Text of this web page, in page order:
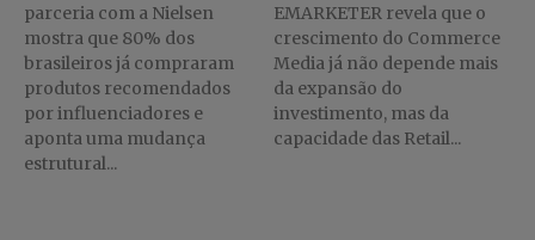
parceria com a Nielsen
mostra que 80% dos
brasileiros já compraram
produtos recomendados
por influenciadores e
aponta uma mudança
estrutural...
EMARKETER revela que o
crescimento do Commerce
Media já não depende mais
da expansão do
investimento, mas da
capacidade das Retail...